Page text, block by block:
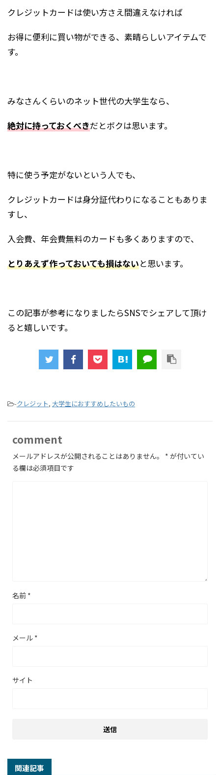
クレジットカードは使い方さえ間違えなければ
お得に便利に買い物ができる、素晴らしいアイテムで
す。
みなさんくらいのネット世代の大学生なら、
絶対に持っておくべきだとボクは思います。
特に使う予定がないという人でも、
クレジットカードは身分証代わりになることもありま
すし、
入会費、年会費無料のカードも多くありますので、
とりあえず作っておいても損はないと思います。
この記事が参考になりましたらSNSでシェアして頂け
ると嬉しいです。
-クレジット, 大学生におすすめしたいもの
comment
メールアドレスが公開されることはありません。 * が付いてい
る欄は必須項目です
名前 *
メール *
サイト
関連記事